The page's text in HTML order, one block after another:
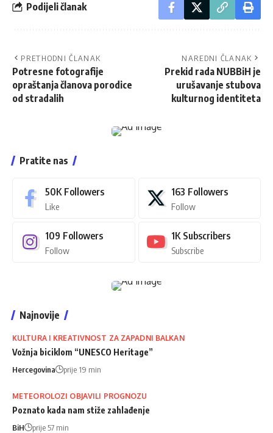
Podijeli članak
PRETHODNI ČLANAK
Potresne fotografije
opraštanja članova porodice
od stradalih
NAREDNI ČLANAK
Prekid rada NUBBiH je
urušavanje stubova
kulturnog identiteta
Pratite nas
50K Followers
Like
163 Followers
Follow
109 Followers
Follow
1K Subscribers
Subscribe
Najnovije
KULTURA I KREATIVNOST ZA ZAPADNI BALKAN
Vožnja biciklom “UNESCO Heritage”
Hercegovina prije 19 min
METEOROLOZI OBJAVILI PROGNOZU
Poznato kada nam stiže zahlađenje
BiH prije 57 min